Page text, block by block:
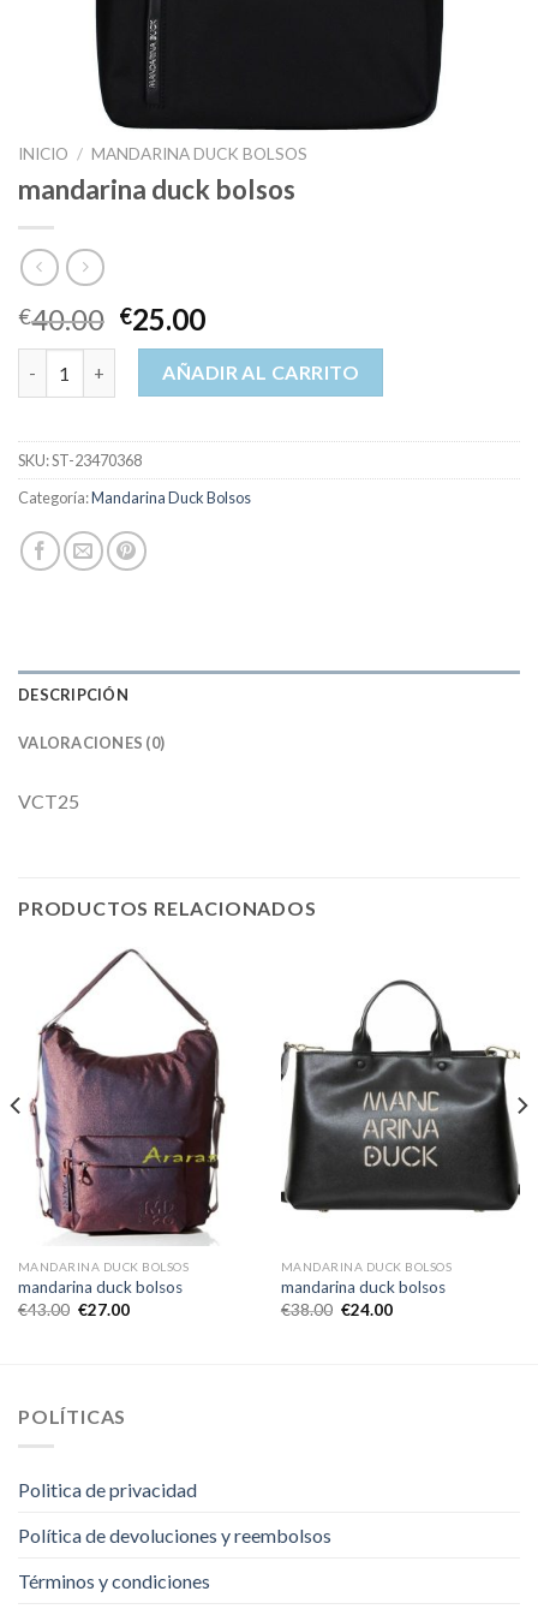
INICIO / MANDARINA DUCK BOLSOS
mandarina duck bolsos
€40.00 €25.00
mandarina duck bolsos cantidad
AÑADIR AL CARRITO
SKU:ST-23470368
Categoría:Mandarina Duck Bolsos
DESCRIPCIÓN
VALORACIONES (0)
VCT25
PRODUCTOS RELACIONADOS
MANDARINA DUCK BOLSOS
mandarina duck bolsos
€43.00 €27.00
MANDARINA DUCK BOLSOS
mandarina duck bolsos
€38.00 €24.00
POLÍTICAS
Politica de privacidad
Política de devoluciones y reembolsos
Términos y condiciones